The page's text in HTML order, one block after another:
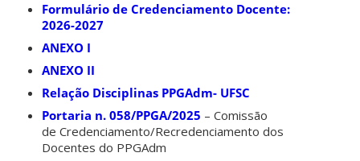
Formulário de Credenciamento Docente:
2026-2027
ANEXO I
ANEXO II
Relação Disciplinas PPGAdm- UFSC
Portaria n. 058/PPGA/2025 – Comissão
de Credenciamento/Recredenciamento dos
Docentes do PPGAdm